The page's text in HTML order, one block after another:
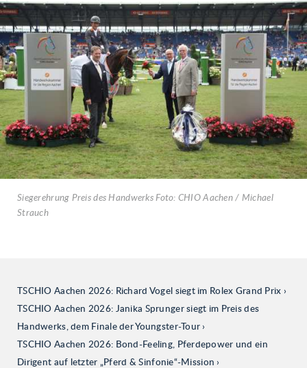
Siegerehrung Preis des Handwerks Foto: CHIO Aachen / Michael
Strauch
TSCHIO Aachen 2026: Richard Vogel siegt im Rolex Grand Prix
TSCHIO Aachen 2026: Janika Sprunger siegt im Preis des
Handwerks, dem Finale der Youngster-Tour
TSCHIO Aachen 2026: Bond-Feeling, Pferdepower und ein
Dirigent auf letzter „Pferd & Sinfonie“-Mission